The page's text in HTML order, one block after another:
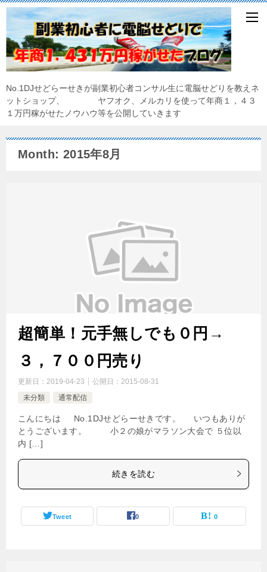
No.1DJせどらーせきが副業初心者コンサル生に電脳せどりを教えネ
ットショップ、 ヤフオク、メルカリを使って年商１，４３
１万円稼がせたノウハウ等を公開していきます
Month: 2015年8月
超簡単！元手無しでも０円→
３，７００円売り
更新日： 2019-04-23 公開日： 2015-08-31
未分類
通常配信
こんにちは No.1DJせどらーせきです。 いつもありが
とうございます。 小２の娘がマラソン大会で ５位以
内 […]
続きを読む
Tweet 0 0